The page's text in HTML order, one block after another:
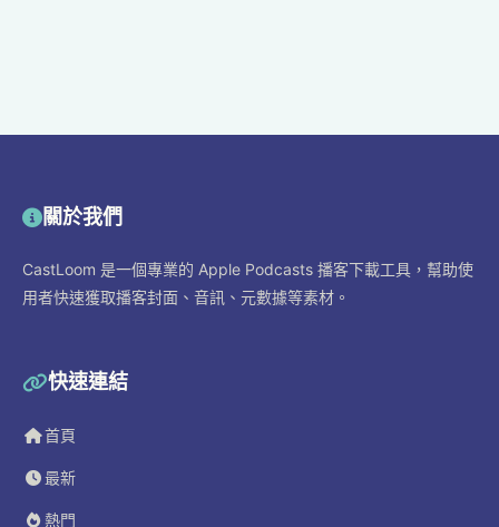
關於我們
CastLoom 是一個專業的 Apple Podcasts 播客下載工具，幫助使
用者快速獲取播客封面、音訊、元數據等素材。
快速連結
首頁
最新
熱門